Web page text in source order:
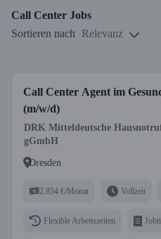
Call Center Jobs
Sortieren nach Relevanz
Call Center Agent im
(m/w/d)
DRK Mitteldeutsche
gGmbH
Dresden
2.854 €/Monat Vollzeit
Flexible Arbeitszeiten